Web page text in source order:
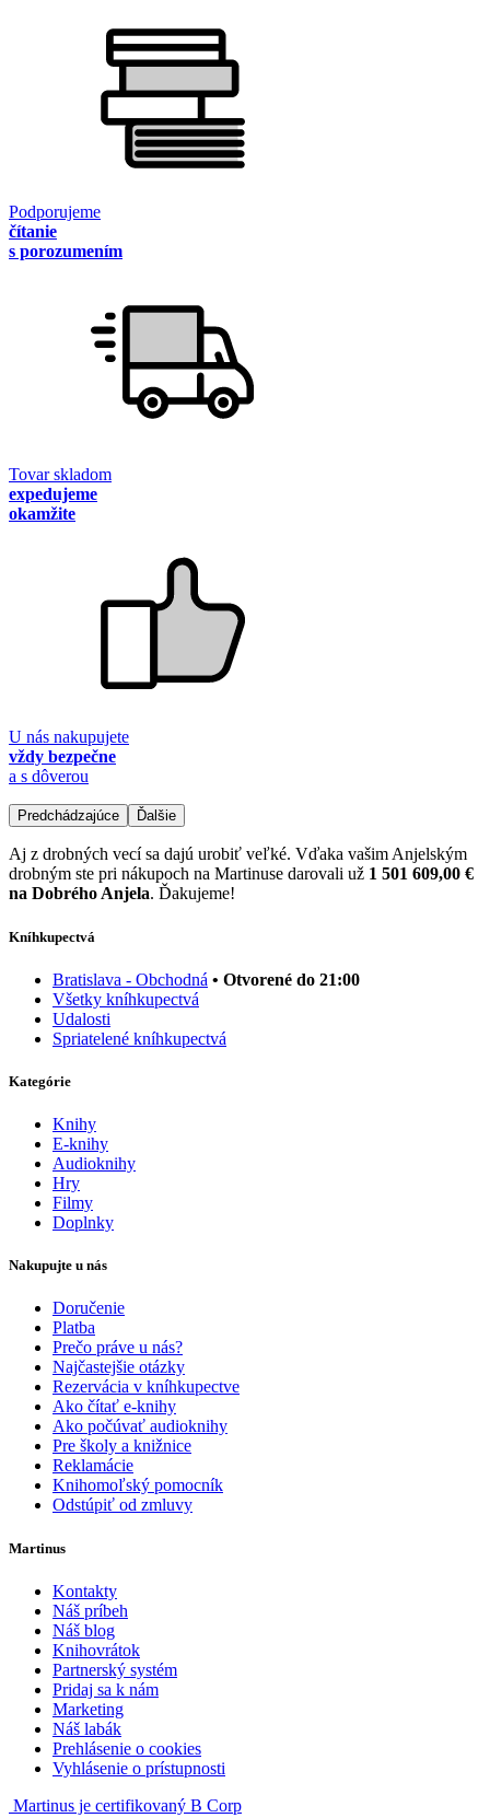
Podporujeme
čítanie
s porozumením
Tovar skladom
expedujeme
okamžite
U nás nakupujete
vždy bezpečne
a s dôverou
Predchádzajúce Ďalšie
Aj z drobných vecí sa dajú urobiť veľké. Vďaka vašim Anjelským
drobným ste pri nákupoch na Martinuse darovali už 1 501 609,00 €
na Dobrého Anjela. Ďakujeme!
Kníhkupectvá
Bratislava - Obchodná • Otvorené do 21:00
Všetky kníhkupectvá
Udalosti
Spriatelené kníhkupectvá
Kategórie
Knihy
E-knihy
Audioknihy
Hry
Filmy
Doplnky
Nakupujte u nás
Doručenie
Platba
Prečo práve u nás?
Najčastejšie otázky
Rezervácia v kníhkupectve
Ako čítať e-knihy
Ako počúvať audioknihy
Pre školy a knižnice
Reklamácie
Knihomoľský pomocník
Odstúpiť od zmluvy
Martinus
Kontakty
Náš príbeh
Náš blog
Knihovrátok
Partnerský systém
Pridaj sa k nám
Marketing
Náš labák
Prehlásenie o cookies
Vyhlásenie o prístupnosti
Martinus je certifikovaný B Corp